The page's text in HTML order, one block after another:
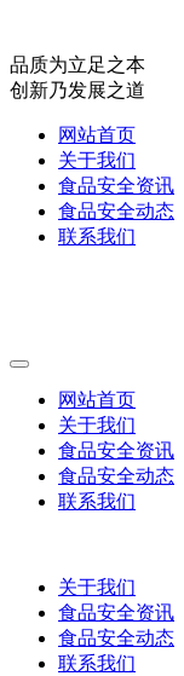
品质为立足之本
创新乃发展之道
网站首页
关于我们
食品安全资讯
食品安全动态
联系我们
网站首页
关于我们
食品安全资讯
食品安全动态
联系我们
关于我们
食品安全资讯
食品安全动态
联系我们